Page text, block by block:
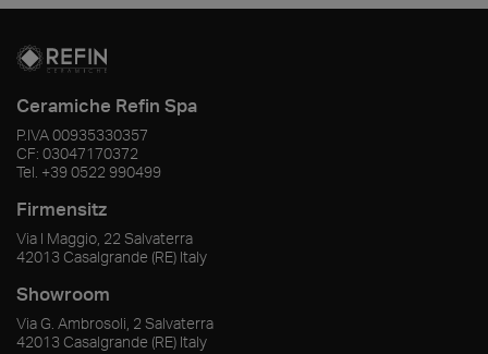
Ceramiche Refin Spa
P.IVA00935330357
CF: 03047170372
Tel. +39 0522 990499
Firmensitz
Via I Maggio, 22 Salvaterra
42013 Casalgrande (RE) Italy
Showroom
Via G. Ambrosoli, 2 Salvaterra
42013 Casalgrande (RE) Italy